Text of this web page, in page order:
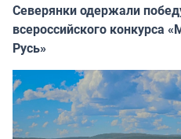
Северянки одержали
всероссийского конкурса
Русь»